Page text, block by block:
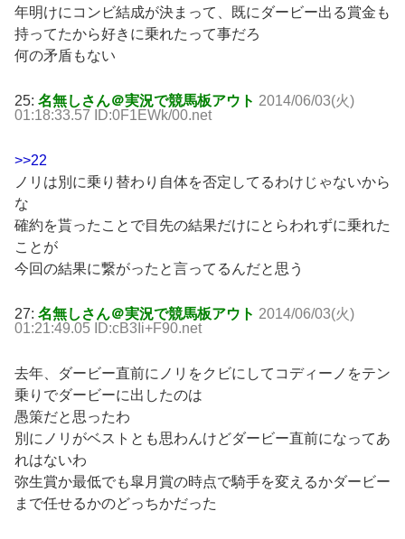
年明けにコンビ結成が決まって、既にダービー出る賞金も
持ってたから好きに乗れたって事だろ
何の矛盾もない
25: 名無しさん＠実況で競馬板アウト 2014/06/03(火)
01:18:33.57 ID:0F1EWk/00.net
>>22
ノリは別に乗り替わり自体を否定してるわけじゃないから
な
確約を貰ったことで目先の結果だけにとらわれずに乗れた
ことが
今回の結果に繋がったと言ってるんだと思う
27: 名無しさん＠実況で競馬板アウト 2014/06/03(火)
01:21:49.05 ID:cB3Ii+F90.net
去年、ダービー直前にノリをクビにしてコディーノをテン
乗りでダービーに出したのは
愚策だと思ったわ
別にノリがベストとも思わんけどダービー直前になってあ
れはないわ
弥生賞か最低でも皐月賞の時点で騎手を変えるかダービー
まで任せるかのどっちかだった